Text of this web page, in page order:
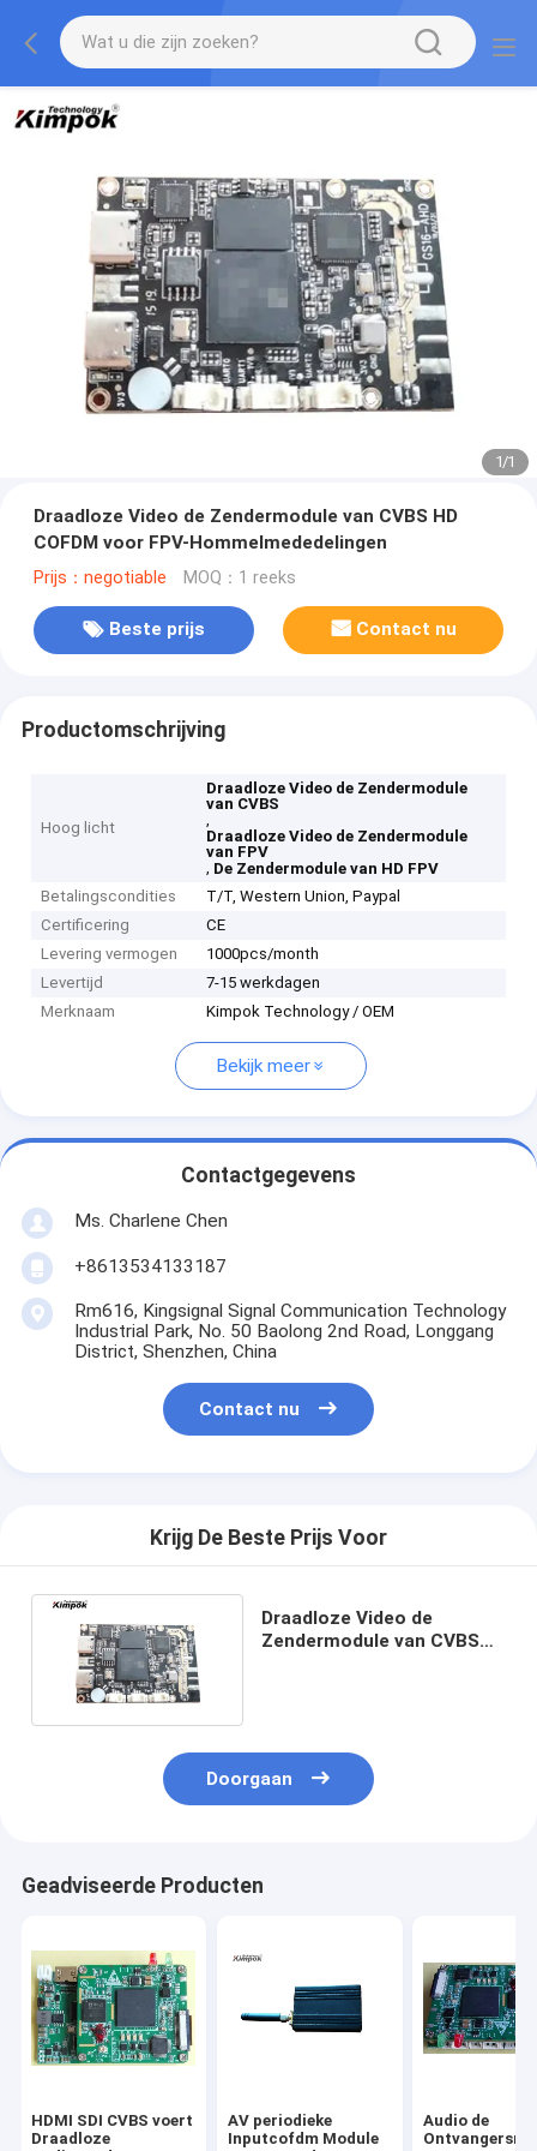
1/1
Draadloze Video de Zendermodule van CVBS HD
COFDM voor FPV-Hommelmededelingen
Prijs：negotiable MOQ：1 reeks
Beste prijs Contact nu
Productomschrijving
Hoog licht
Draadloze Video de Zendermodule
van CVBS
,
Draadloze Video de Zendermodule
van FPV
, De Zendermodule van HD FPV
Betalingscondities
T/T, Western Union, Paypal
Certificering
CE
Levering vermogen
1000pcs/month
Levertijd
7-15 werkdagen
Merknaam
Kimpok Technology / OEM
Bekijk meer
Contactgegevens
Ms. Charlene Chen
+8613534133187
Rm616, Kingsignal Signal Communication Technology
Industrial Park, No. 50 Baolong 2nd Road, Longgang
District, Shenzhen, China
Contact nu
Krijg De Beste Prijs Voor
Draadloze Video de
Zendermodule van CVBS
Doorgaan
Geadviseerde Producten
HDMI SDI CVBS voert
Draadloze
AV periodieke
Inputcofdm Module
Audio de